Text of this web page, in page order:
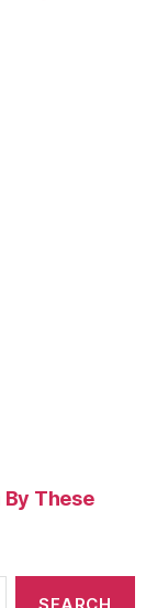
By These